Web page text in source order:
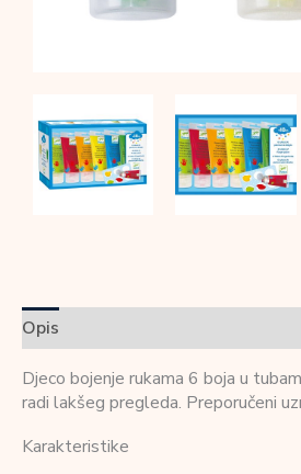
Opis
Djeco bojenje rukama 6 boja u
radi lakšeg pregleda. Preporučeni
Karakteristike